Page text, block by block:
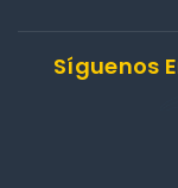
Síguenos